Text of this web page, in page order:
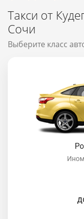
Такси от
Сочи
Выберите класс